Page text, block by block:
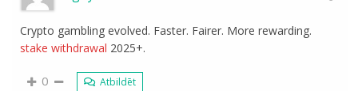
Crypto gambling evolved. Faster. Fairer. More rewarding.
stake withdrawal 2025+.
0 Atbildēt